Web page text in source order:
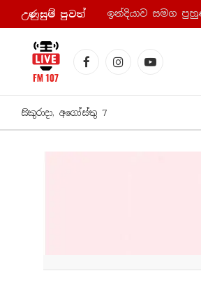
උණුසුම් පුව​ත් ඉන්දියාව සමග
FacebookInstagramYouTube
සිකුරාදා, අගෝස්තු 7